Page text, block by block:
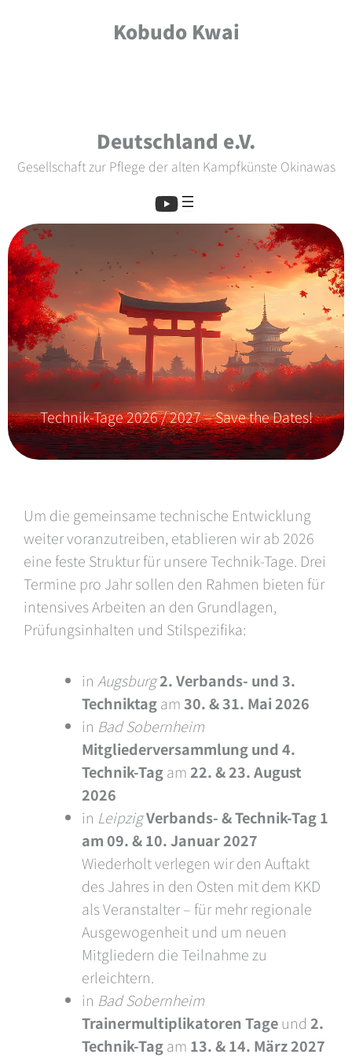
Kobudo Kwai
Deutschland e.V.
Gesellschaft zur Pflege der alten Kampfkünste Okinawas
Technik-Tage 2026 / 2027 – Save the Dates!
Um die gemeinsame technische Entwicklung
weiter voranzutreiben, etablieren wir ab 2026
eine feste Struktur für unsere Technik-Tage. Drei
Termine pro Jahr sollen den Rahmen bieten für
intensives Arbeiten an den Grundlagen,
Prüfungsinhalten und Stilspezifika:
in Augsburg2. Verbands- und 3.
Techniktagam30. & 31. Mai 2026
in Bad Sobernheim
Mitgliederversammlung und 4.
Technik-Tagam 22. & 23. August
2026
in LeipzigVerbands- & Technik-Tag 1
am 09. & 10. Januar 2027
Wiederholt verlegen wir den Auftakt
des Jahres in den Osten mit dem KKD
als Veranstalter – für mehr regionale
Ausgewogenheit und um neuen
Mitgliedern die Teilnahme zu
erleichtern.
in Bad Sobernheim
Trainermultiplikatoren Tageund 2.
Technik-Tagam 13. & 14. März 2027